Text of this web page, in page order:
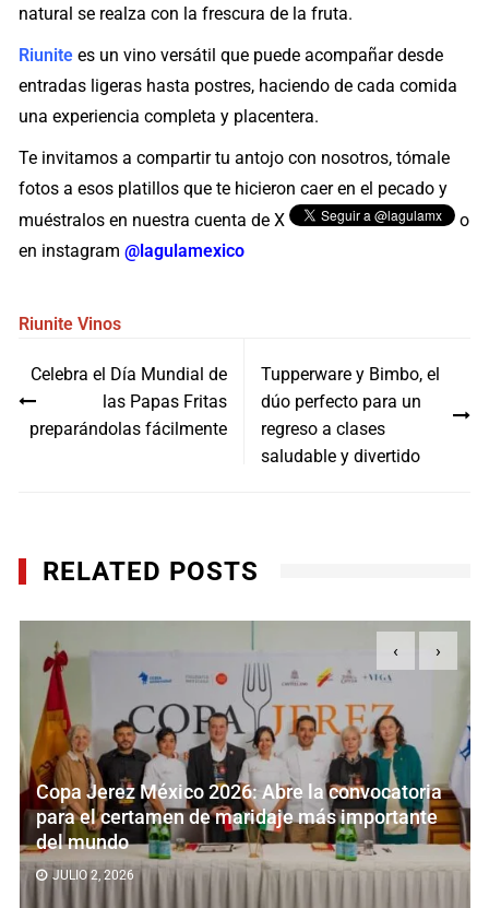
natural se realza con la frescura de la fruta.
Riunite es un vino versátil que puede acompañar desde
entradas ligeras hasta postres, haciendo de cada comida
una experiencia completa y placentera.
Te invitamos a compartir tu antojo con nosotros, tómale
fotos a esos platillos que te hicieron caer en el pecado y
muéstralos en nuestra cuenta de X
o
en instagram@lagulamexico
Riunite Vinos
de
entradas
Celebra el Día Mundial de
las Papas Fritas
preparándolas fácilmente
Tupperware y Bimbo, el
dúo perfecto para un
regreso a clases
saludable y divertido
RELATED POSTS
México 2026: Abre la convocatoria
de maridaje más importante
Mitos y
‹ ›